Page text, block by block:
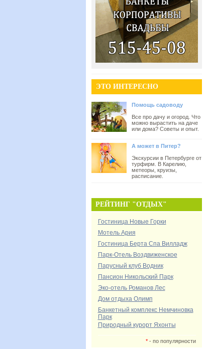
ЭТО ИНТЕРЕСНО
Помощь садоводу
Все про дачу и огород. Что
можно вырастить на даче
или дома? Советы и опыт.
А может в Питер?
Экскурсии в Петербурге от
турфирм. В Карелию,
метеоры, круизы,
расписание.
РЕЙТИНГ "ОТДЫХ"
Гостиница Новые Горки
Мотель Ария
Гостиница Берта Спа Вилладж
Парк-Отель Воздвиженское
Парусный клуб Водник
Пансион Никольский Парк
Эко-отель Романов Лес
Дом отдыха Олимп
Банкетный комплекс Немчиновка
Парк
Природный курорт Яхонты
*- по популярности